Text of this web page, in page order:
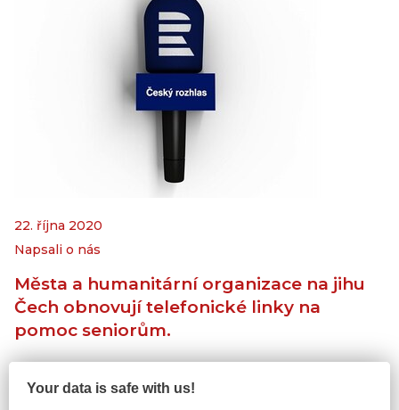
22. října 2020
Napsali o nás
Města a humanitární organizace na jihu
Čech obnovují telefonické linky na
pomoc seniorům.
Napsali o nás. Český rozhlas - České Budějovice.
Your data is safe with us!